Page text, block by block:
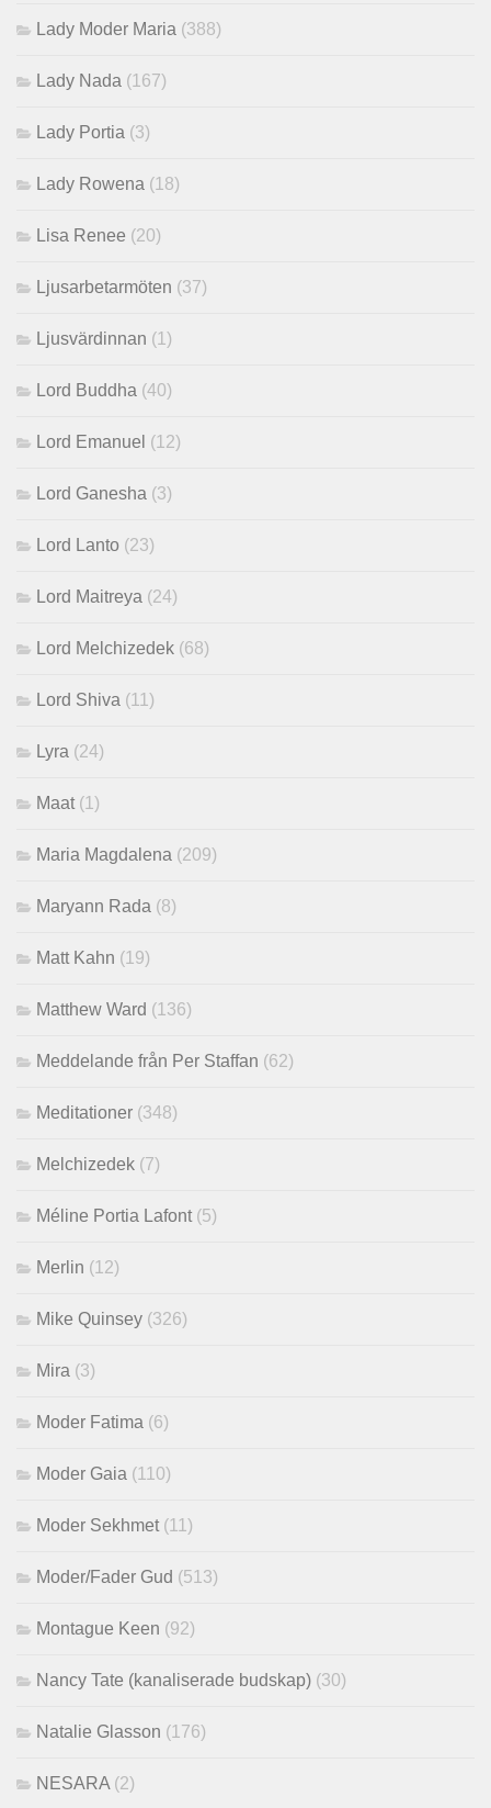
Lady Moder Maria (388)
Lady Nada (167)
Lady Portia (3)
Lady Rowena (18)
Lisa Renee (20)
Ljusarbetarmöten (37)
Ljusvärdinnan (1)
Lord Buddha (40)
Lord Emanuel (12)
Lord Ganesha (3)
Lord Lanto (23)
Lord Maitreya (24)
Lord Melchizedek (68)
Lord Shiva (11)
Lyra (24)
Maat (1)
Maria Magdalena (209)
Maryann Rada (8)
Matt Kahn (19)
Matthew Ward (136)
Meddelande från Per Staffan (62)
Meditationer (348)
Melchizedek (7)
Méline Portia Lafont (5)
Merlin (12)
Mike Quinsey (326)
Mira (3)
Moder Fatima (6)
Moder Gaia (110)
Moder Sekhmet (11)
Moder/Fader Gud (513)
Montague Keen (92)
Nancy Tate (kanaliserade budskap) (30)
Natalie Glasson (176)
NESARA (2)